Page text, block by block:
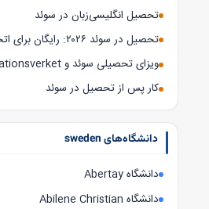
تحصیل انگلیسی‌زبان در سوئد
تحصیل در سوئد ۲۰۲۶: رایگان برای اتحادیه اروپا؟
ویزای تحصیلی سوئد و Migrationsverket
کار پس از تحصیل در سوئد
دانشگاه‌های sweden
دانشگاه Abertay
دانشگاه Abilene Christian